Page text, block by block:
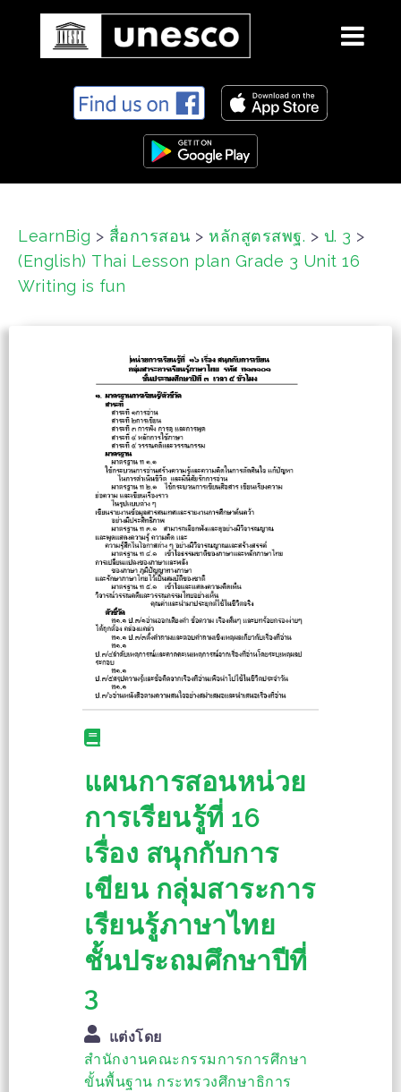
n
LearnBig > สื่อการสอน > หลักสูตรสพฐ. > ป. 3 >
(English) Thai Lesson plan Grade 3 Unit 16
Writing is fun
แผนการสอนหน่วย
การเรียนรู้ที่ 16
เรื่อง สนุกกับการ
เขียน กลุ่มสาระการ
เรียนรู้ภาษาไทย
ชั้นประถมศึกษาปีที่
3
แต่งโดย
สำนักงานคณะกรรมการการศึกษา
ขั้นพื้นฐาน กระทรวงศึกษาธิการ